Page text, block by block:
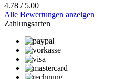
4.78 / 5.00
Alle Bewertungen anzeigen
Zahlungsarten